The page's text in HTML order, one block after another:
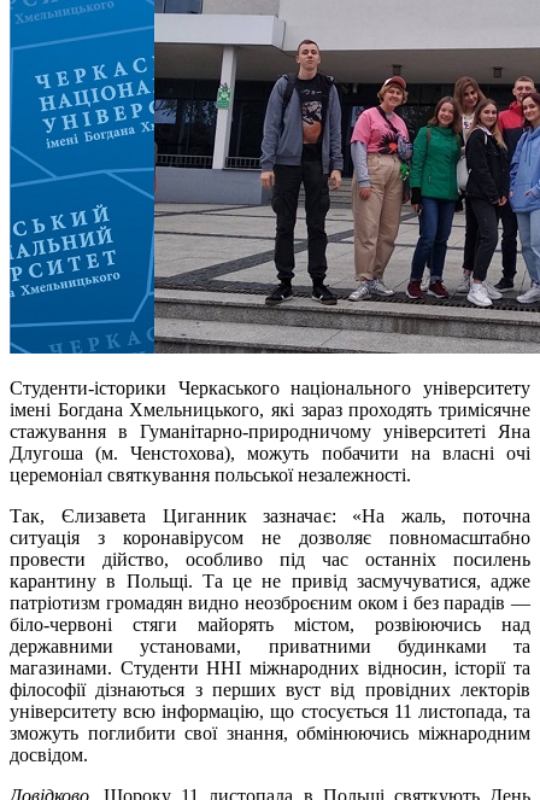
Студенти-історики Черкаського національного університету
імені Богдана Хмельницького, які зараз проходять тримісячне
стажування в Гуманітарно-природничому університеті Яна
Длугоша (м. Ченстохова), можуть побачити на власні очі
церемоніал святкування польської незалежності.
Так, Єлизавета Циганник зазначає: «На жаль, поточна
ситуація з коронавірусом не дозволяє повномасштабно
провести дійство, особливо під час останніх посилень
карантину в Польщі. Та це не привід засмучуватися, адже
патріотизм громадян видно неозброєним оком і без парадів —
біло-червоні стяги майорять містом, розвіюючись над
державними установами, приватними будинками та
магазинами. Студенти ННІ міжнародних відносин, історії та
філософії дізнаються з перших вуст від провідних лекторів
університету всю інформацію, що стосується 11 листопада, та
зможуть поглибити свої знання, обмінюючись міжнародним
досвідом.
Довідково. Щороку 11 листопада в Польщі святкують День